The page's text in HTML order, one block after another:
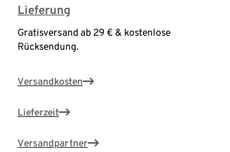
Lieferung
Gratisversand ab 29 € & kostenlose
Rücksendung.
Versandkosten
Lieferzeit
Versandpartner